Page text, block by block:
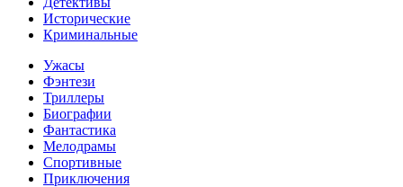
Исторические
Криминальные
Ужасы
Фэнтези
Триллеры
Биографии
Фантастика
Мелодрамы
Спортивные
Приключения